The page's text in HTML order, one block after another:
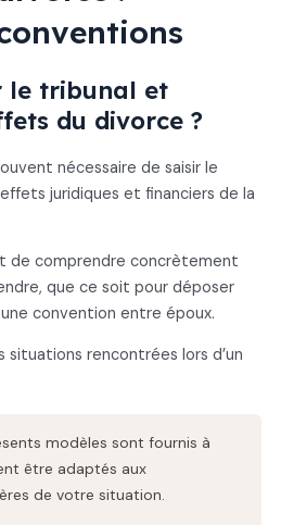
le tribunal et
du divorce ?
nécessaire de saisir le
juridiques et financiers de la
de comprendre concrètement
que ce soit pour déposer
convention entre époux.
situations rencontrées lors d’un
modèles sont fournis à
être adaptés aux
de votre situation.